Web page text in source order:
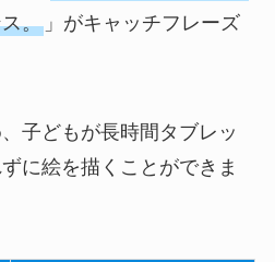
。」がキャッチフレーズ
子どもが長時間タブレッ
に絵を描くことができま